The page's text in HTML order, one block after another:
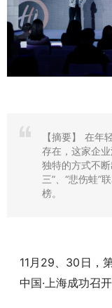
【摘要】
在年
存在，这家企
独特的方式不
三”、“悲伤蛙”
榜。
11月29、30日，
中国·上海成功召开